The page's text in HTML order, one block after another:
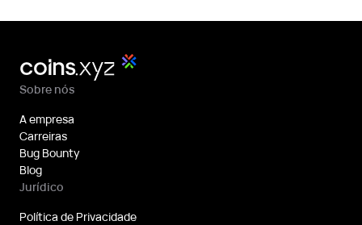
Sobre nós
A empresa
Carreiras
Bug Bounty
Blog
Jurídico
Política de Privacidade